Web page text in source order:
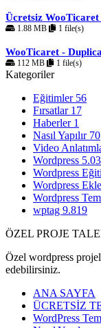
Ücretsiz
1.88 MB 1 file(s)
WooTicaret -
112 MB 1 file(s)
Kategoriler
Eğitimler 56
Fırsatlar 17
Haberler 1
Nasıl Yapılır 70
Video
Wordpress
Wordpress
Wordpress
Wordpress
wptag 9.819
ÖZEL PROJE
Özel wordpress
edebilirsiniz.
ANA SAYFA
ÜCRETSİZ
WordPress